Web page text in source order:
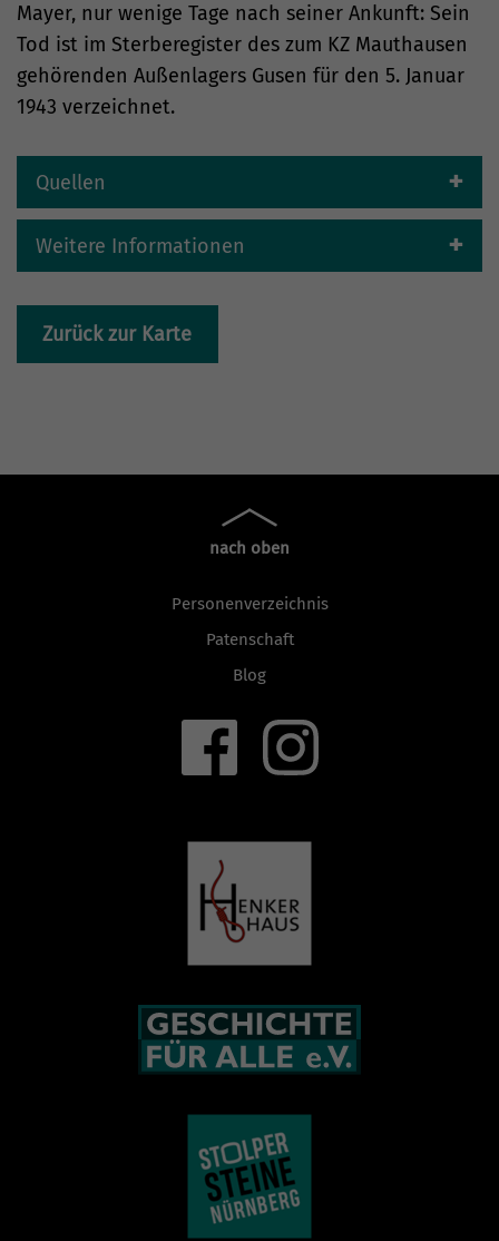
Mayer, nur wenige Tage nach seiner Ankunft: Sein
Tod ist im Sterberegister des zum KZ Mauthausen
gehörenden Außenlagers Gusen für den 5. Januar
1943 verzeichnet.
Quellen
Weitere Informationen
Zurück zur Karte
nach oben
Personenverzeichnis
Patenschaft
Blog